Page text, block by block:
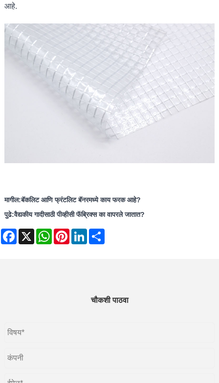
आहे.
मागील:बॅकलिट आणि फ्रंटलिट बॅनरमध्ये काय फरक आहे?
पुढे:वैद्यकीय गादीसाठी पीव्हीसी फॅब्रिक्स का वापरले जातात?
Facebook
X WhatsAppPinterestLinkedIn
चौकशी पाठवा